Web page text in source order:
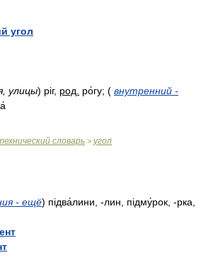
угол
улицы) ріг, род. ро́гу; ( внутренний -
словарь > угол
- ещё) підва́лини, -лин, підму́рок, -рка,